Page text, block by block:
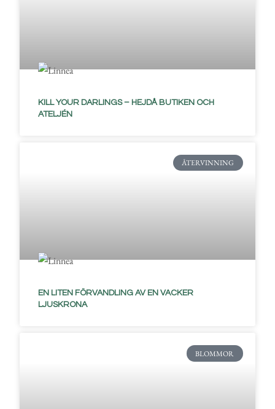
KILL YOUR DARLINGS – HEJDÅ BUTIKEN OCH
ATELJÉN
ÅTERVINNING
EN LITEN FÖRVANDLING AV EN VACKER
LJUSKRONA
BLOMMOR